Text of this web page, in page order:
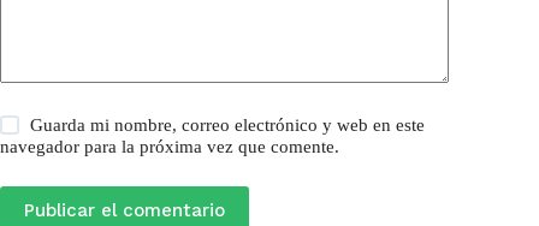
Guarda mi nombre, correo electrónico y web en este
navegador para la próxima vez que comente.
Publicar el comentario